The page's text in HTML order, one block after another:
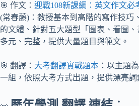
🎯 作文： 迎戰108新課綱：英文作文必
(常春藤)：教授基本到高階的寫作技巧
的文體、針對五大題型「圖表、看圖
多元、完整，提供大量題目與範文。
🎯 翻譯： 大考翻譯實戰題本 ：以主題
一組，依照大考方式出題，提供漂亮詞